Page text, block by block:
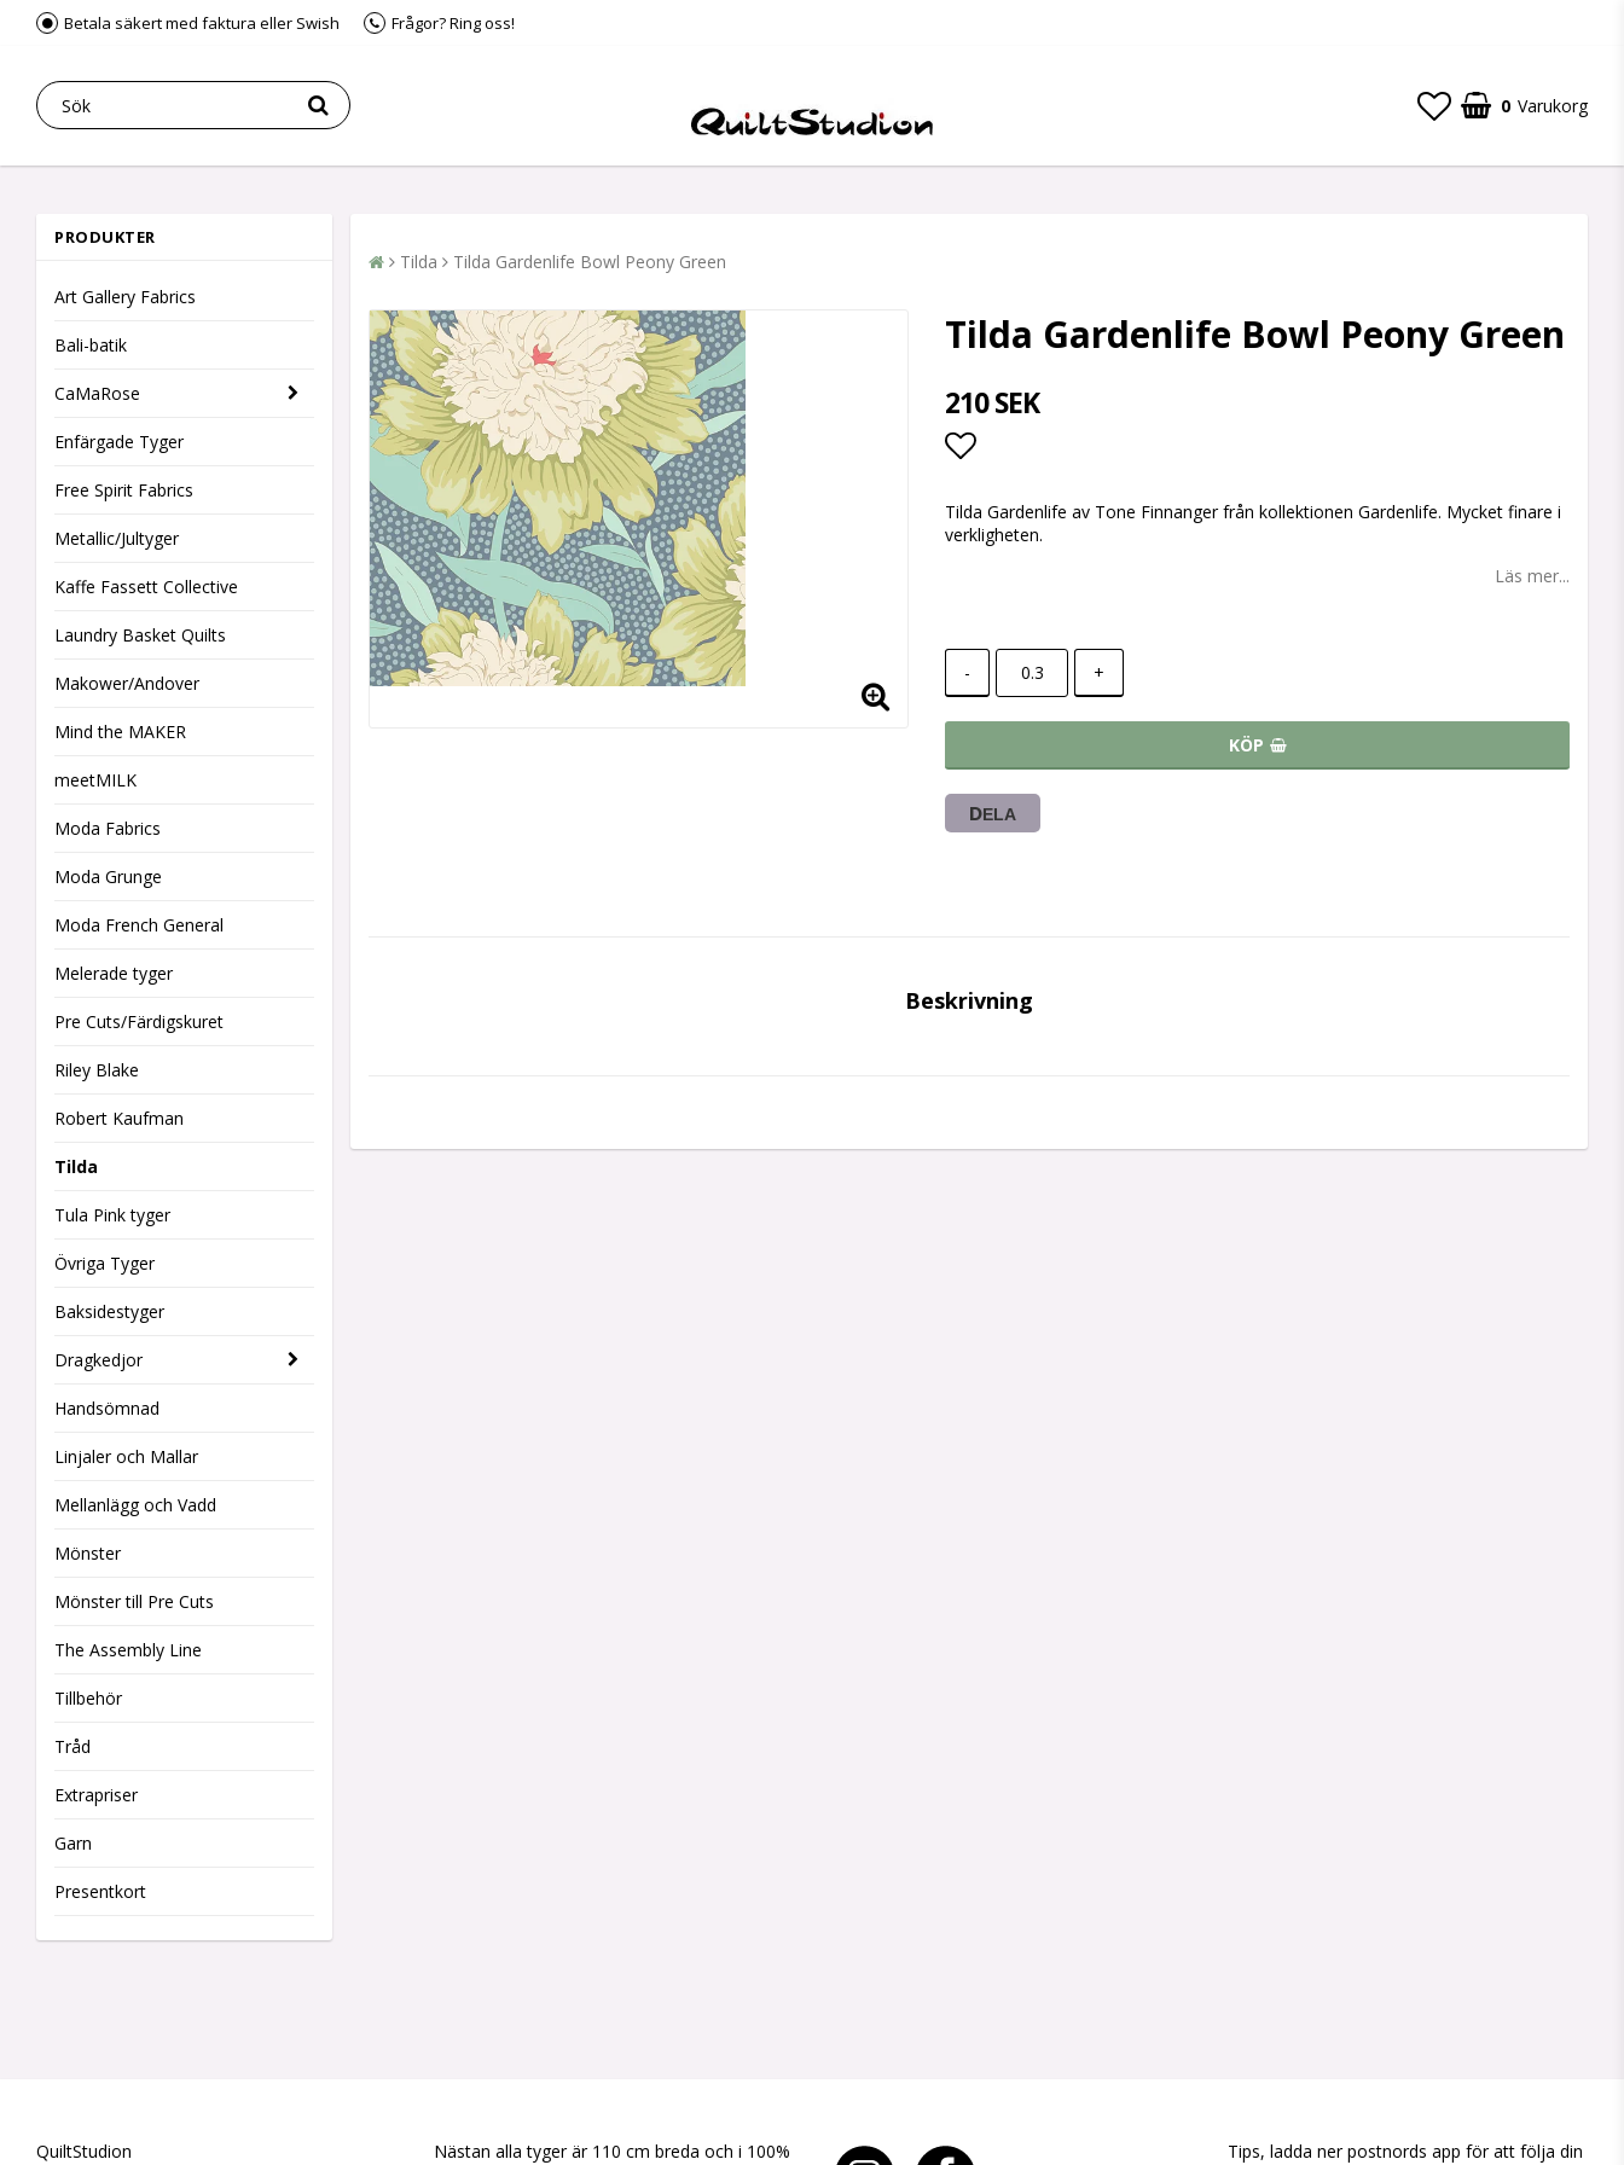
Betala säkert med faktura eller Swish Frågor? Ring oss!
0 Varukorg
PRODUKTER
Art Gallery Fabrics
Bali-batik
CaMaRose
Enfärgade Tyger
Free Spirit Fabrics
Metallic/Jultyger
Kaffe Fassett Collective
Laundry Basket Quilts
Makower/Andover
Mind the MAKER
meetMILK
Moda Fabrics
Moda Grunge
Moda French General
Melerade tyger
Pre Cuts/Färdigskuret
Riley Blake
Robert Kaufman
Tilda
Tula Pink tyger
Övriga Tyger
Baksidestyger
Dragkedjor
Handsömnad
Linjaler och Mallar
Mellanlägg och Vadd
Mönster
Mönster till Pre Cuts
The Assembly Line
Tillbehör
Tråd
Extrapriser
Garn
Presentkort
Tilda Tilda Gardenlife Bowl Peony Green
Tilda Gardenlife Bowl Peony Green
210 SEK
Lägg till i favoritlistan
Tilda Gardenlife av Tone Finnanger från kollektionen Gardenlife. Mycket finare i
verkligheten.
Läs mer...
- +
KÖP
DELA
Beskrivning
QuiltStudion
Nästan alla tyger är 110 cm breda och i 100%
Tips, ladda ner postnords app för att följa din